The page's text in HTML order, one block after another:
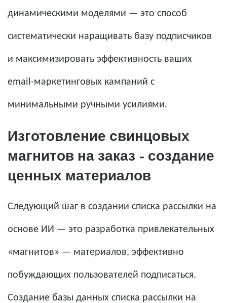
динамическими моделями — это способ
систематически наращивать базу подписчиков
и максимизировать эффективность ваших
email-маркетинговых кампаний с
минимальными ручными усилиями.
Изготовление свинцовых
магнитов на заказ – создание
ценных материалов
Следующий шаг в создании списка рассылки на
основе ИИ — это разработка привлекательных
«магнитов» — материалов, эффективно
побуждающих пользователей подписаться.
Создание базы данных списка рассылки на